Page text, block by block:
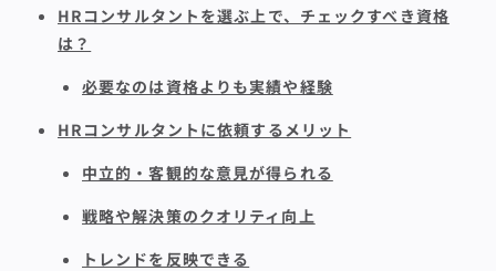
HRコンサルタントを選ぶ上で、チェックすべき資格
は？
必要なのは資格よりも実績や経験
HRコンサルタントに依頼するメリット
中立的・客観的な意見が得られる
戦略や解決策のクオリティ向上
トレンドを反映できる